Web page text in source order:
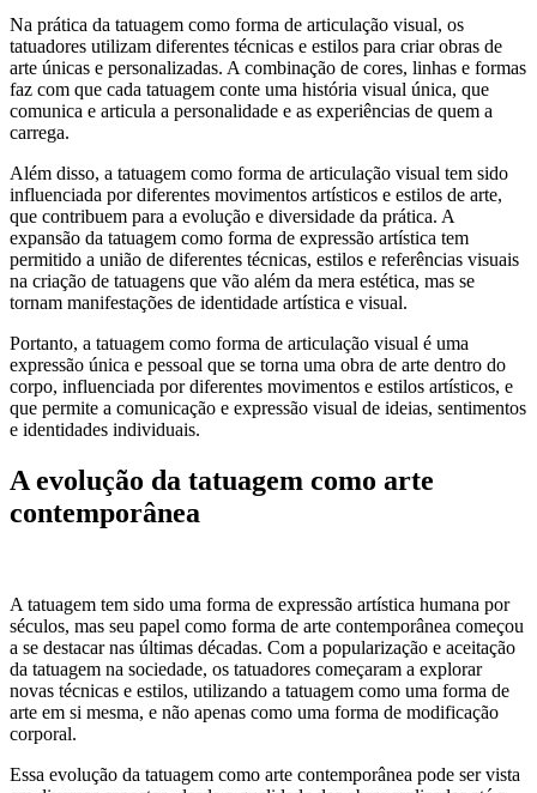
Na prática da tatuagem como forma de articulação visual, os
tatuadores utilizam diferentes técnicas e estilos para criar obras de
arte únicas e personalizadas. A combinação de cores, linhas e formas
faz com que cada tatuagem conte uma história visual única, que
comunica e articula a personalidade e as experiências de quem a
carrega.
Além disso, a tatuagem como forma de articulação visual tem sido
influenciada por diferentes movimentos artísticos e estilos de arte,
que contribuem para a evolução e diversidade da prática. A
expansão da tatuagem como forma de expressão artística tem
permitido a união de diferentes técnicas, estilos e referências visuais
na criação de tatuagens que vão além da mera estética, mas se
tornam manifestações de identidade artística e visual.
Portanto, a tatuagem como forma de articulação visual é uma
expressão única e pessoal que se torna uma obra de arte dentro do
corpo, influenciada por diferentes movimentos e estilos artísticos, e
que permite a comunicação e expressão visual de ideias, sentimentos
e identidades individuais.
A evolução da tatuagem como arte
contemporânea
A tatuagem tem sido uma forma de expressão artística humana por
séculos, mas seu papel como forma de arte contemporânea começou
a se destacar nas últimas décadas. Com a popularização e aceitação
da tatuagem na sociedade, os tatuadores começaram a explorar
novas técnicas e estilos, utilizando a tatuagem como uma forma de
arte em si mesma, e não apenas como uma forma de modificação
corporal.
Essa evolução da tatuagem como arte contemporânea pode ser vista